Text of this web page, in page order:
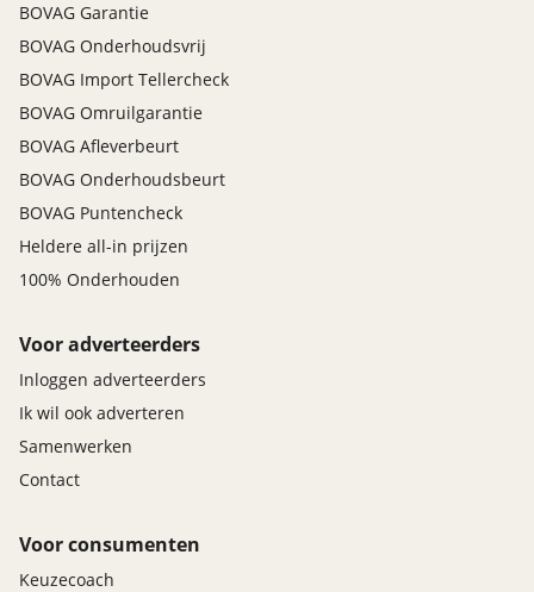
BOVAG Garantie
BOVAG Onderhoudsvrij
BOVAG Import Tellercheck
BOVAG Omruilgarantie
BOVAG Afleverbeurt
BOVAG Onderhoudsbeurt
BOVAG Puntencheck
Heldere all-in prijzen
100% Onderhouden
Voor adverteerders
Inloggen adverteerders
Ik wil ook adverteren
Samenwerken
Contact
Voor consumenten
Keuzecoach